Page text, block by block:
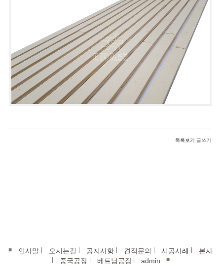
목록보기 글쓰기
■ 인사말 오시는길 공지사항 견적문의 시공사례 본사
중국공장 베트남공장| admin ■